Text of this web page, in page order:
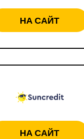
НА САЙТ
НА САЙТ